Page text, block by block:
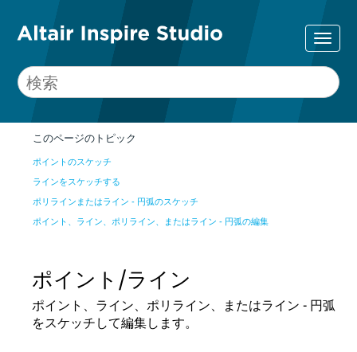
このページのトピック
ポイントのスケッチ
ラインをスケッチする
ポリラインまたはライン - 円弧のスケッチ
ポイント、ライン、ポリライン、またはライン - 円弧の編集
ポイント/ライン
ポイント、ライン、ポリライン、またはライン - 円弧
をスケッチして編集します。